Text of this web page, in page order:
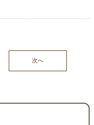
次へ